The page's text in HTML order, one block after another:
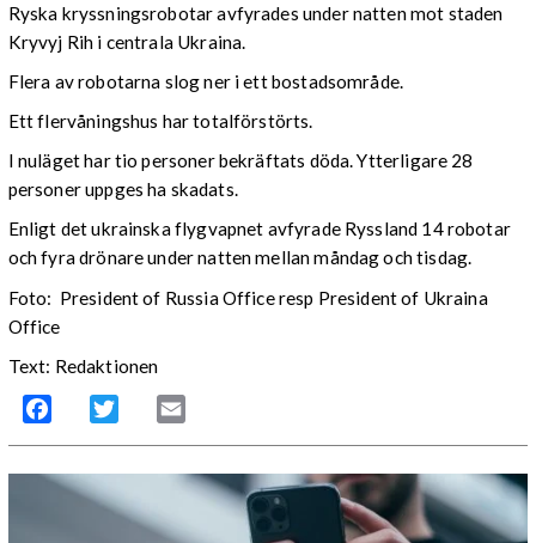
Ryska kryssningsrobotar avfyrades under natten mot staden
Kryvyj Rih i centrala Ukraina.
Flera av robotarna slog ner i ett bostadsområde.
Ett flervåningshus har totalförstörts.
I nuläget har tio personer bekräftats döda. Ytterligare 28
personer uppges ha skadats.
Enligt det ukrainska flygvapnet avfyrade Ryssland 14 robotar
och fyra drönare under natten mellan måndag och tisdag.
Foto: President of Russia Office resp President of Ukraina
Office
Text: Redaktionen
Facebook Twitter